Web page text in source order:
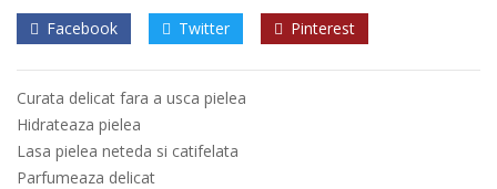
Facebook Twitter Pinterest
Curata delicat fara a usca pielea
Hidrateaza pielea
Lasa pielea neteda si catifelata
Parfumeaza delicat